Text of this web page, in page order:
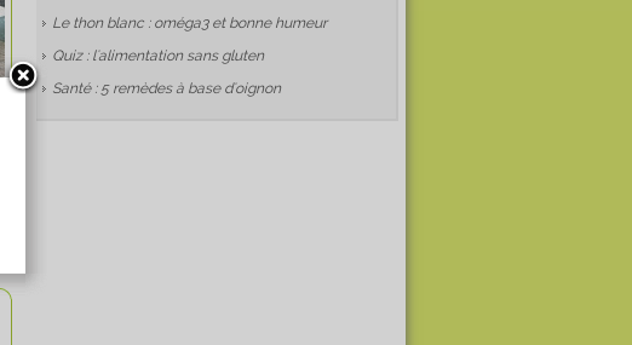
Le thon blanc : oméga3 et bonne humeur
Quiz : l'alimentation sans gluten
Santé : 5 remèdes à base d'oignon